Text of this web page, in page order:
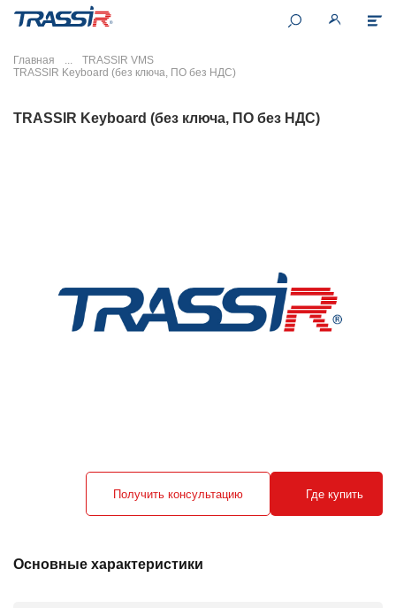
Главная
TRASSIR VMS
TRASSIR Keyboard (без ключа, ПО без НДС)
TRASSIR Keyboard (без ключа, ПО без НДС)
Основные характеристики
Где купить
Получить консультацию